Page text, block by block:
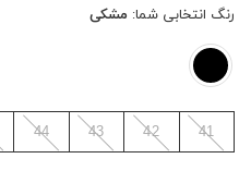
رنگ انتخابی شما: مشکی
41
42
43
44